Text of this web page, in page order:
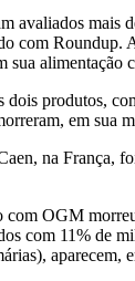
sua alimentação
produtos,
em sua
na
OGM
com 11%
aparecem,